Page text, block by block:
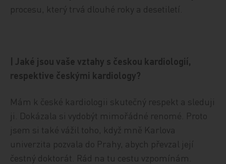
procesu, který trvá dlouhé roky a desetiletí.
| Jaké jsou vaše vztahy s českou kardiologií,
respektive českými kardiology?
Mám k české kardiologii skutečný respekt a sleduji
ji. Dokázala si vydobýt mimořádné renomé. Proto
jsem si také vážil toho, když mně Karlova
univerzita pozvala do Prahy, abych převzal její
čestný doktorát. Rád na tu cestu vzpomínám.